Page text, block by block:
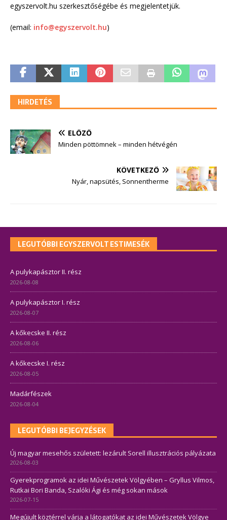
egyszervolt.hu szerkesztőségébe és megjelentetjük.
(email: info@egyszervolt.hu)
HIRDETÉS
ELŐZŐ
Minden pöttömnek – minden hétvégén
KÖVETKEZŐ
Nyár, napsütés, Sonnentherme
LEGUTÓBBI EGYSZERVOLT ESTIMESÉK
A pulykapásztor II. rész
2026-08-08
A pulykapásztor I. rész
2026-08-07
A kőkecske II. rész
2026-08-06
A kőkecske I. rész
2026-08-05
Madárfészek
2026-08-04
LEGUTÓBBI BEJEGYZÉSEK
Új magyar mesehős született: lezárult Sorell illusztrációs pályázata
2026-08-03
Gyerekprogramok az idei Művészetek Völgyében – Gryllus Vilmos,
Rutkai Bori Banda, Szalóki Ági és még sokan mások
2026-07-15
Megújult köztérrel várja a látogatókat az idei Művészetek Völgye